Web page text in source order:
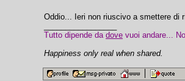
Oddio... Ieri non riuscivo a smettere di
Tutto dipende da dove vuoi andare...
Happiness only real when shared.